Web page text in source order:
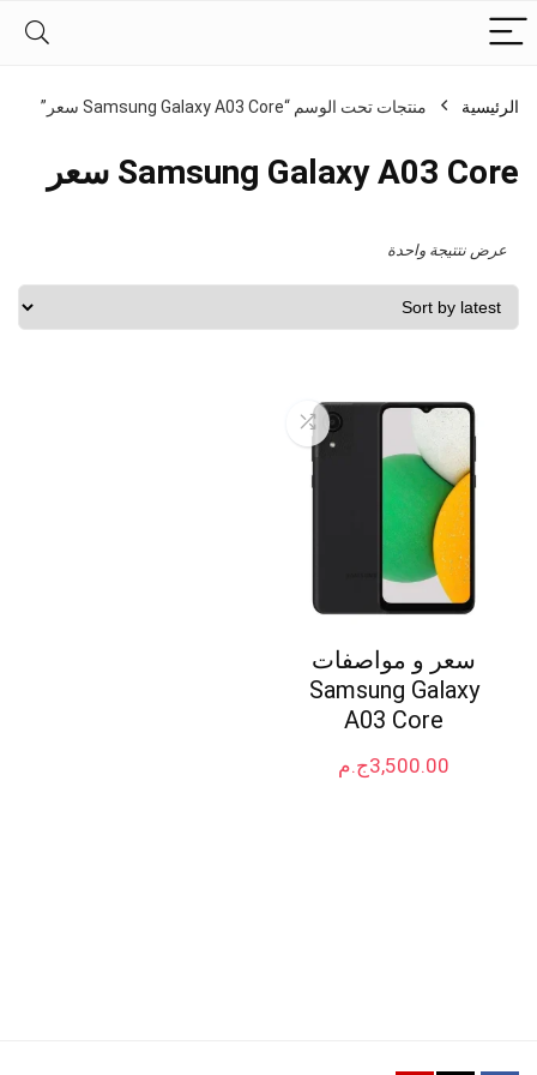
الرئيسية منتجات تحت الوسم “Samsung Galaxy A03 Core سعر”
Samsung Galaxy A03 Core سعر
عرض نتتيجة واحدة
سعر و مواصفات
Samsung Galaxy
A03 Core
ج.م3,500.00